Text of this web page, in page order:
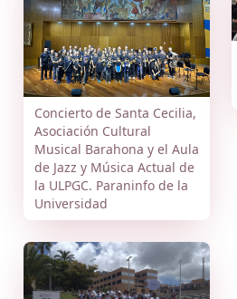
Concierto de Santa Cecilia,
Asociación Cultural
Musical Barahona y el Aula
de Jazz y Música Actual de
la ULPGC. Paraninfo de la
Universidad